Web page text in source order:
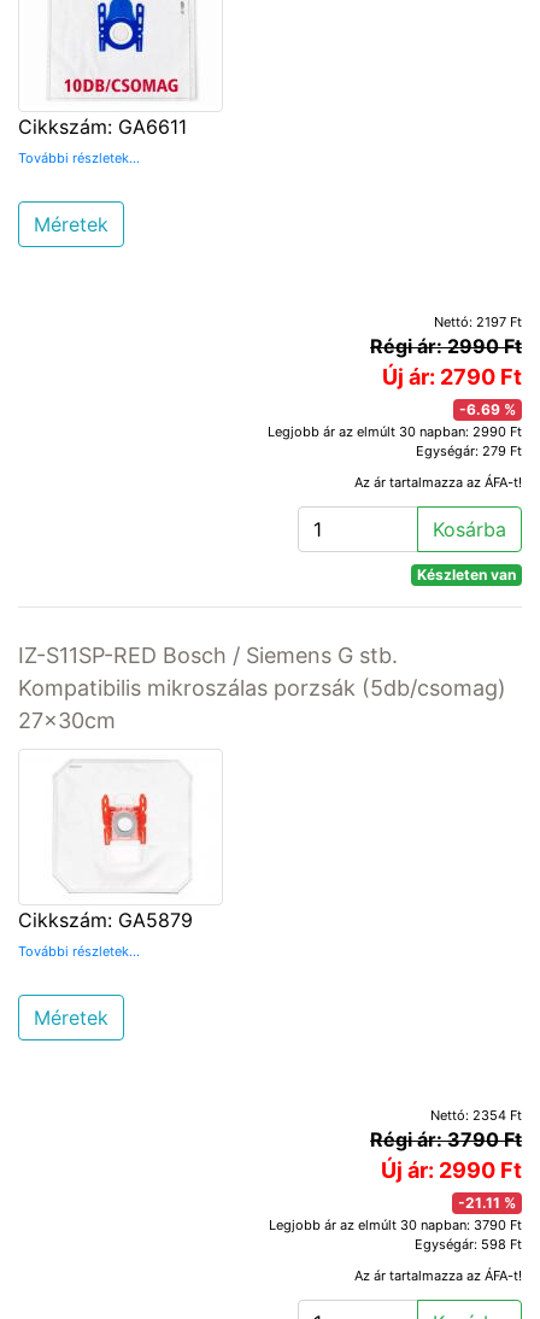
Cikkszám: GA6611
További részletek...
Méretek
Nettó: 2197 Ft
Régi ár: 2990 Ft
Új ár: 2790 Ft
-6.69 %
Legjobb ár az elmúlt 30 napban: 2990 Ft
Egységár: 279 Ft
Az ár tartalmazza az ÁFA-t!
Kosárba
Készleten van
IZ-S11SP-RED Bosch / Siemens G stb.
Kompatibilis mikroszálas porzsák (5db/csomag)
27x30cm
Cikkszám: GA5879
További részletek...
Méretek
Nettó: 2354 Ft
Régi ár: 3790 Ft
Új ár: 2990 Ft
-21.11 %
Legjobb ár az elmúlt 30 napban: 3790 Ft
Egységár: 598 Ft
Az ár tartalmazza az ÁFA-t!